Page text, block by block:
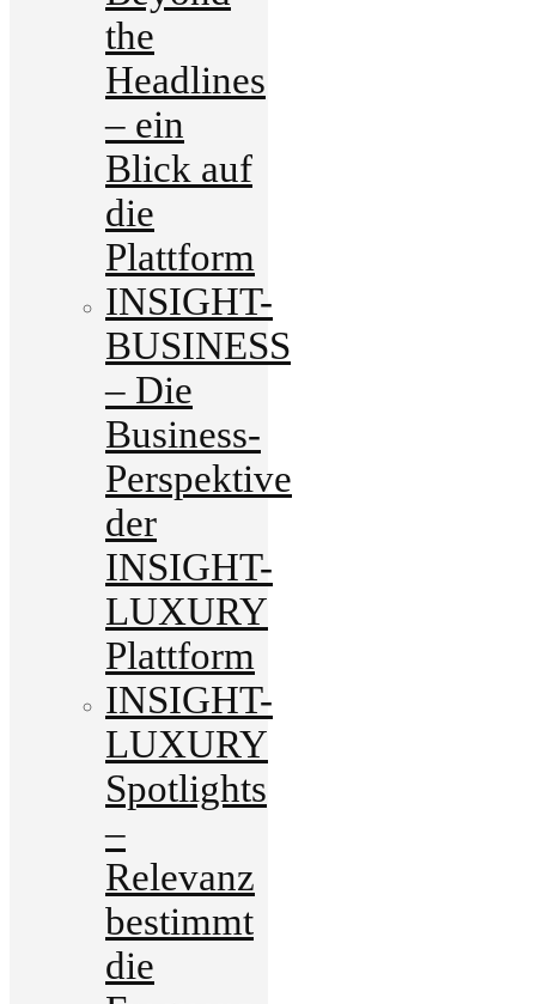
the
Headlines
– ein
Blick auf
die
Plattform
INSIGHT-
BUSINESS
– Die
Business-
Perspektive
der
INSIGHT-
LUXURY
Plattform
INSIGHT-
LUXURY
Spotlights
–
Relevanz
bestimmt
die